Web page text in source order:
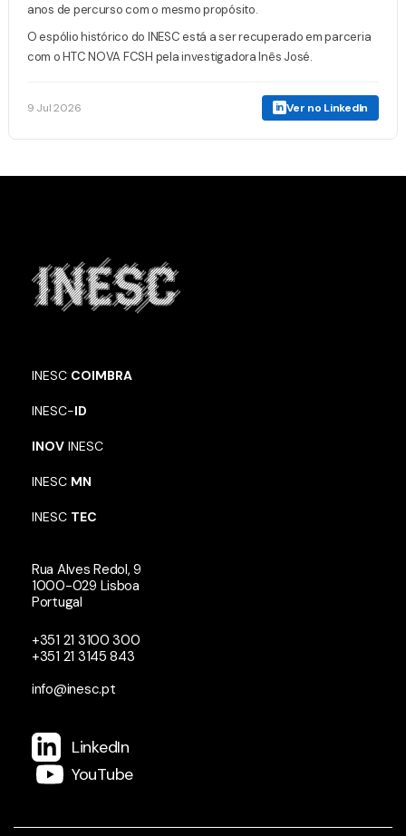
anos de percurso com o mesmo propósito.
O espólio histórico do INESC está a ser recuperado em parceria
com o HTC NOVA FCSH pela investigadora Inês José.
9 Jul 2026 Ver no LinkedIn
INESC COIMBRA
INESC-ID
INOV INESC
INESC MN
INESC TEC
Rua Alves Redol, 9
1000-029 Lisboa
Portugal
+351 21 3100 300
+351 21 3145 843
info@inesc.pt
LinkedIn
YouTube